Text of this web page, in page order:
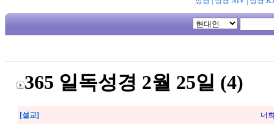
365 일독성경 2월 25일 (4)
[설교] 너